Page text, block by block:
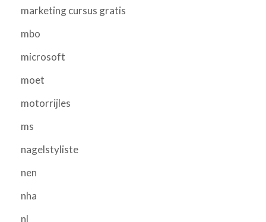
marketing cursus gratis
mbo
microsoft
moet
motorrijles
ms
nagelstyliste
nen
nha
nl